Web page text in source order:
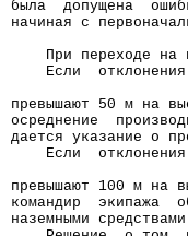
была  допущена
начиная с
При переходе на
Если
превышают 50 м на
осреднение
дается указание о
Если
превышают 100 м на
командир  экипажа
наземными